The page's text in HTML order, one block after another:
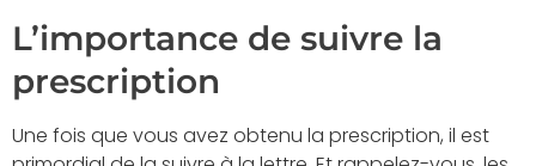
L’importance de suivre la
prescription
Une fois que vous avez obtenu la prescription, il est